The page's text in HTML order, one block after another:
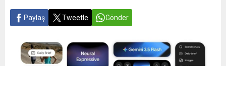
Paylaş Tweetle Gönder